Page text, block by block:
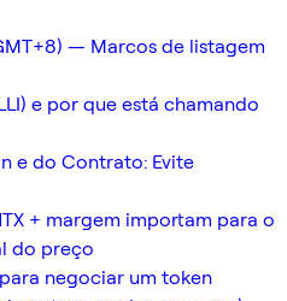
— Marcos de listagem
e por que está chamando
e do Contrato: Evite
+ margem importam para o
do preço
negociar um token